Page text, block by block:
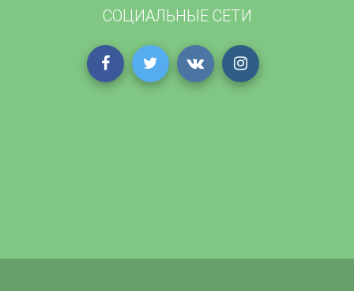
СОЦИАЛЬНЫЕ СЕТИ